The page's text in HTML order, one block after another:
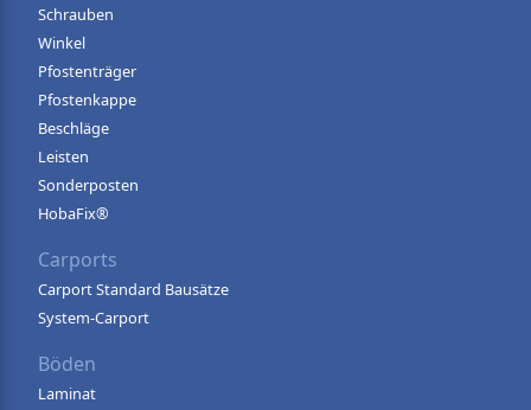
Schrauben
Winkel
Pfostenträger
Pfostenkappe
Beschläge
Leisten
Sonderposten
HobaFix®
Carports
Carport Standard Bausätze
System-Carport
Böden
Laminat